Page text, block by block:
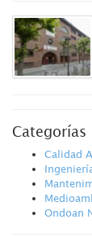
Categorías
Calidad
Ondoan